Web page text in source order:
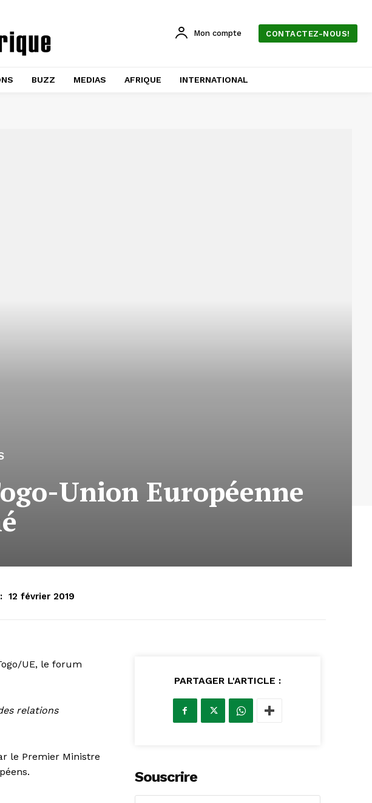
Mon compte CONTACTEZ-NOUS!
BUZZ MEDIAS AFRIQUE INTERNATIONAL
Union Européenne
12 février 2019
UE, le forum
relations
le Premier Ministre
PARTAGER L'ARTICLE :
Souscrire